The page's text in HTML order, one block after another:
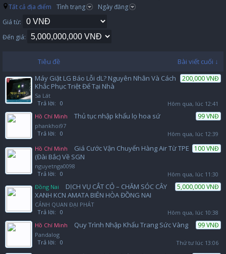
Tất cả địa điểm Tình trạng
Ngày đăng
Giá từ:
Đến giá:
Tiêu đề Bài viết cuối ↓
200,000 VNĐ
Máy Giặt LG Báo Lỗi dL? Nguyên Nhân Và Cách
Khắc Phục Triệt Để Tại Nhà
Sa Lát
Trả lời: 0 Hôm qua, lúc 12:41
99 VNĐ
Hồ Chí Minh Thủ tục nhập khẩu lọ hoa sứ
phankhoi97
Trả lời: 0 Hôm qua, lúc 12:39
100 VNĐ
Hồ Chí Minh
Giá Cước Vận Chuyển Hàng Air Từ TPE
(Đài Bắc) Về SGN
nguyetnga0098
Trả lời: 0 Hôm qua, lúc 11:30
5,000,000 VNĐ
Đồng Nai
DỊCH VỤ CẮT CỎ – CHĂM SÓC CÂY
XANH KCN AMATA BIÊN HÒA ĐỒNG NAI
CẢNH QUAN ĐẠI PHÁT
Trả lời: 0 Hôm qua, lúc 10:38
99 VNĐ
Hồ Chí Minh Quy Trình Nhập Khẩu Trang Sức Vàng
Pandalog
Trả lời: 0 Thứ tư lúc 13:06